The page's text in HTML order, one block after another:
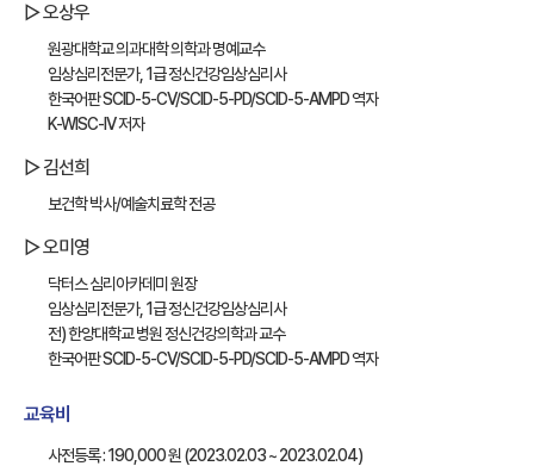
▷ 오상우
원광대학교 의과대학 의학과 명예교수
임상심리전문가, 1급 정신건강임상심리사
한국어판 SCID-5-CV/SCID-5-PD/SCID-5-AMPD 역자
K-WISC-IV 저자
▷ 김선희
보건학 박사/예술치료학 전공
▷ 오미영
닥터스 심리아카데미 원장
임상심리전문가, 1급 정신건강임상심리사
전) 한양대학교 병원 정신건강의학과 교수
한국어판 SCID-5-CV/SCID-5-PD/SCID-5-AMPD 역자
교육비
사전등록 : 190,000 원 (2023.02.03 ~ 2023.02.04)